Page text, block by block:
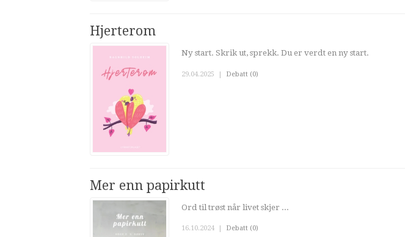
Hjerterom
Ny start. Skrik ut, sprekk. Du er verdt en ny start.
29.04.2025 | Debatt (0)
Mer enn papirkutt
Ord til trøst når livet skjer ...
16.10.2024 Debatt (0)